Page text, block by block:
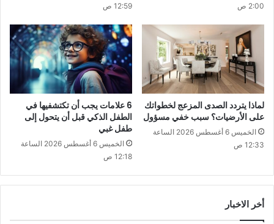
2:00 ص
12:59 ص
لماذا يتردد الصدى المزعج لخطواتك
على الأرضيات؟ سبب خفي مسؤول
الخميس 6 أغسطس 2026 الساعة
12:33 ص
6 علامات يجب أن تكتشفيها في
الطفل الذكي قبل أن يتحول إلى
طفل غبي
الخميس 6 أغسطس 2026 الساعة
12:18 ص
أخر الاخبار